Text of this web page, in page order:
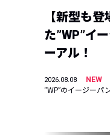
【新型も
た”WP”イ
ーアル！
2026.08.08
NEW
“WP”のイージーパ